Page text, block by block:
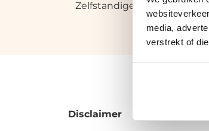
media,
verstrekt of
Zelfstandige | Ondernemer
Disclaimer